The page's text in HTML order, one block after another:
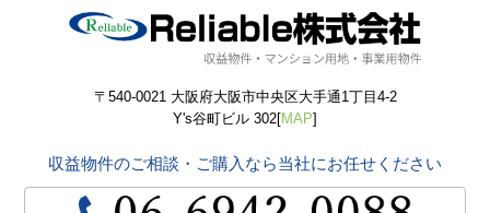
〒540-0021 大阪府大阪市中央区大手通1丁目4-2
Y's谷町ビル 302[MAP]
収益物件のご相談・ご購入なら当社にお任せください